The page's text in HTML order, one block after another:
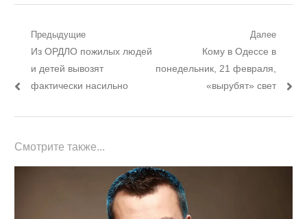
Навигация
записям
Предыдущие
Предыдущий
пост:
Из ОРДЛО пожилых людей
и детей вывозят
фактически насильно
Далее
Следующий
пост:
Кому в Одессе в
понедельник, 21 февраля,
«вырубят» свет
Смотрите также...